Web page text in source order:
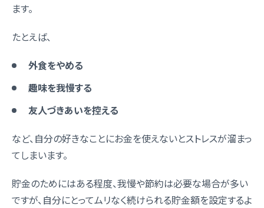
ます。
たとえば、
外食をやめる
趣味を我慢する
友人づきあいを控える
など、自分の好きなことにお金を使えないとストレスが溜まっ
てしまいます。
貯金のためにはある程度、我慢や節約は必要な場合が多い
ですが、自分にとってムリなく続けられる貯金額を設定するよ